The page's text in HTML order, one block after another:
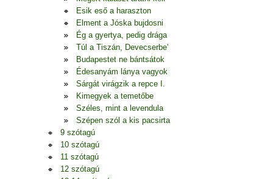
Esik eső a haraszton
Elment a Jóska bujdosni
Ég a gyertya, pedig drága
Túl a Tiszán, Devecserbe'
Budapestet ne bántsátok
Édesanyám lánya vagyok
Sárgát virágzik a repce I.
Kimegyek a temetőbe
Széles, mint a levendula
Szépen szól a kis pacsirta
9 szótagú
10 szótagú
11 szótagú
12 szótagú